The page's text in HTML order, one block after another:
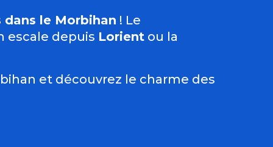
le Morbihan ! Le
escale depuis Lorient ou la
et découvrez le charme des